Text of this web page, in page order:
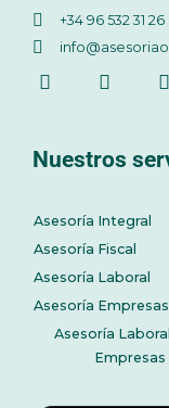
+34 96 532 31 26
Nuestros
Asesoría Integral
Asesoría Fiscal
Asesoría Laboral
Asesoría Empresas
Asesoría
Empresas